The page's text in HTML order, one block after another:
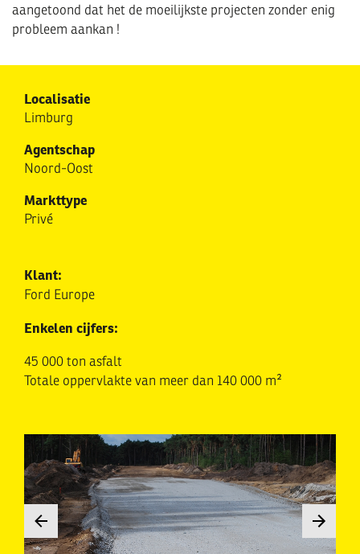
aangetoond dat het de moeilijkste projecten zonder enig
probleem aankan !
Localisatie
Limburg
Agentschap
Noord-Oost
Markttype
Privé
Klant:
Ford Europe
Enkelen cijfers:
45 000 ton asfalt
Totale oppervlakte van meer dan 140 000 m²